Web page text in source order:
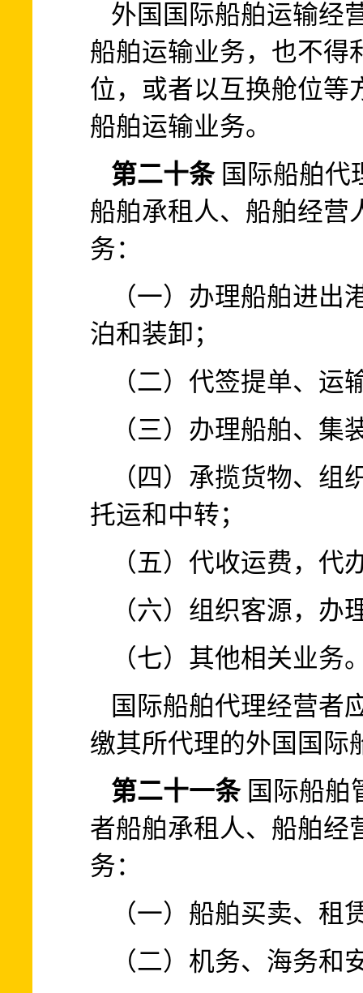
外国国际船舶运输经
船舶运输业务，也不得
位，或者以互换舱位等
船舶运输业务。
第二十条 国际船舶代
船舶承租人、船舶经营
务：
（一）办理船舶进出
泊和装卸；
（二）代签提单、运
（三）办理船舶、集
（四）承揽货物、组
托运和中转；
（五）代收运费，代
（六）组织客源，办
（七）其他相关业务
国际船舶代理经营者
缴其所代理的外国国际
第二十一条 国际船舶
者船舶承租人、船舶经
务：
（一）船舶买卖、租
（二）机务、海务和